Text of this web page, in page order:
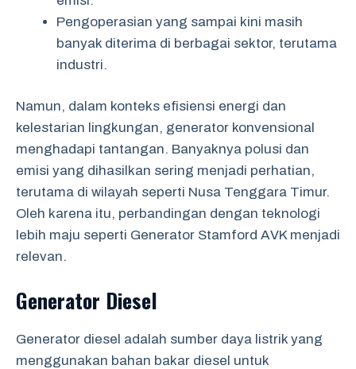
Pengoperasian yang sampai kini masih
banyak diterima di berbagai sektor, terutama
industri.
Namun, dalam konteks efisiensi energi dan
kelestarian lingkungan, generator konvensional
menghadapi tantangan. Banyaknya polusi dan
emisi yang dihasilkan sering menjadi perhatian,
terutama di wilayah seperti Nusa Tenggara Timur.
Oleh karena itu, perbandingan dengan teknologi
lebih maju seperti Generator Stamford AVK menjadi
relevan.
Generator Diesel
Generator diesel adalah sumber daya listrik yang
menggunakan bahan bakar diesel untuk